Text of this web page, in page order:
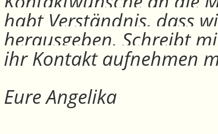
habt Verständnis, dass
herausgeben. Schreibt
ihr Kontakt aufnehmen
Eure Angelika